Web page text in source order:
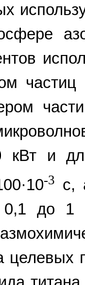
и
-3 с,
0,1 до 1
целевых